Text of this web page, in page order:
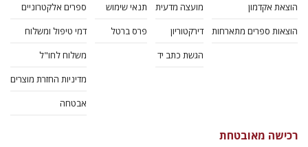
הוצאת אקדמון
הוצאות ספרים מתארחות
מועצה מדעית
דירקטוריון
הגשת כתב יד
תנאי שימוש
פרס ברטל
ספרים אלקטרוניים
דמי טיפול ומשלוח
משלוח לחו"ל
מדיניות החזרת מוצרים
אבטחה
רכישה מאובטחת